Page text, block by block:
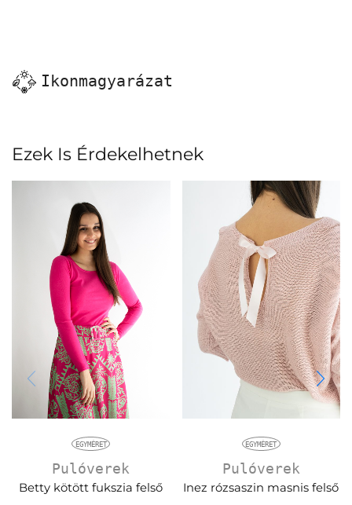
Ikonmagyarázat
Ezek Is Érdekelhetnek
EGYMÉRET
Pulóverek
Betty kötött fukszia felső
EGYMÉRET
Pulóverek
Inez rózsaszin masnis felső